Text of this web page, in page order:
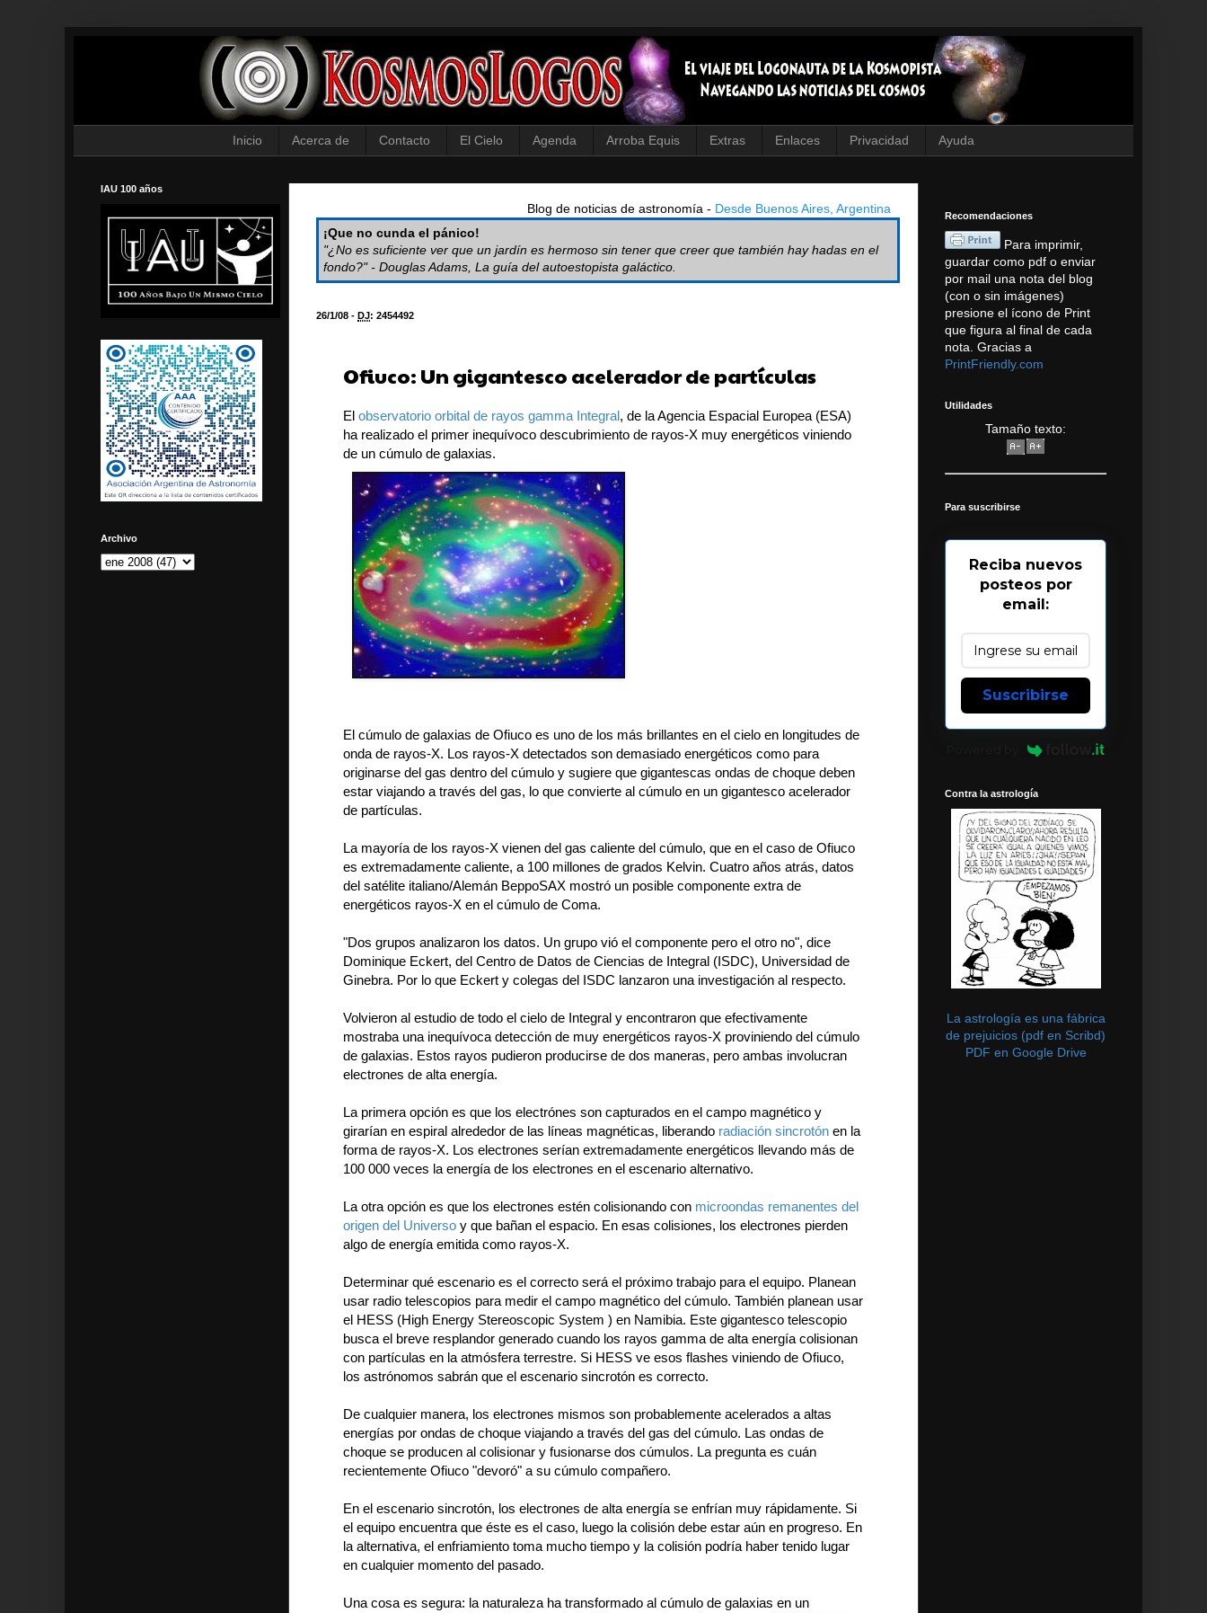
Inicio Acerca de Contacto El Cielo Agenda Arroba Equis Extras Enlaces Privacidad Ayuda
Blog de noticias de astronomía - Desde Buenos Aires, Argentina
¡Que no cunda el pánico!
"¿No es suficiente ver que un jardín es hermoso sin tener que creer que también hay hadas en el
fondo?" - Douglas Adams, La guía del autoestopista galáctico.
26/1/08 - DJ: 2454492
Ofiuco: Un gigantesco acelerador de partículas
El observatorio orbital de rayos gamma Integral, de la Agencia Espacial Europea (ESA)
ha realizado el primer inequívoco descubrimiento de rayos-X muy energéticos viniendo
de un cúmulo de galaxias.
El cúmulo de galaxias de Ofiuco es uno de los más brillantes en el cielo en longitudes de
onda de rayos-X. Los rayos-X detectados son demasiado energéticos como para
originarse del gas dentro del cúmulo y sugiere que gigantescas ondas de choque deben
estar viajando a través del gas, lo que convierte al cúmulo en un gigantesco acelerador
de partículas.
La mayoría de los rayos-X vienen del gas caliente del cúmulo, que en el caso de Ofiuco
es extremadamente caliente, a 100 millones de grados Kelvin. Cuatro años atrás, datos
del satélite italiano/Alemán BeppoSAX mostró un posible componente extra de
energéticos rayos-X en el cúmulo de Coma.
"Dos grupos analizaron los datos. Un grupo vió el componente pero el otro no", dice
Dominique Eckert, del Centro de Datos de Ciencias de Integral (ISDC), Universidad de
Ginebra. Por lo que Eckert y colegas del ISDC lanzaron una investigación al respecto.
Volvieron al estudio de todo el cielo de Integral y encontraron que efectivamente
mostraba una inequívoca detección de muy energéticos rayos-X proviniendo del cúmulo
de galaxias. Estos rayos pudieron producirse de dos maneras, pero ambas involucran
electrones de alta energía.
La primera opción es que los electrónes son capturados en el campo magnético y
girarían en espiral alrededor de las líneas magnéticas, liberando radiación sincrotón en la
forma de rayos-X. Los electrones serían extremadamente energéticos llevando más de
100 000 veces la energía de los electrones en el escenario alternativo.
La otra opción es que los electrones estén colisionando con microondas remanentes del
origen del Universo y que bañan el espacio. En esas colisiones, los electrones pierden
algo de energía emitida como rayos-X.
Determinar qué escenario es el correcto será el próximo trabajo para el equipo. Planean
usar radio telescopios para medir el campo magnético del cúmulo. También planean usar
el HESS (High Energy Stereoscopic System ) en Namibia. Este gigantesco telescopio
busca el breve resplandor generado cuando los rayos gamma de alta energía colisionan
con partículas en la atmósfera terrestre. Si HESS ve esos flashes viniendo de Ofiuco,
los astrónomos sabrán que el escenario sincrotón es correcto.
De cualquier manera, los electrones mismos son probablemente acelerados a altas
energías por ondas de choque viajando a través del gas del cúmulo. Las ondas de
choque se producen al colisionar y fusionarse dos cúmulos. La pregunta es cuán
recientemente Ofiuco "devoró" a su cúmulo compañero.
En el escenario sincrotón, los electrones de alta energía se enfrían muy rápidamente. Si
el equipo encuentra que éste es el caso, luego la colisión debe estar aún en progreso. En
la alternativa, el enfriamiento toma mucho tiempo y la colisión podría haber tenido lugar
en cualquier momento del pasado.
Una cosa es segura: la naturaleza ha transformado al cúmulo de galaxias en un
IAU 100 años
Archivo
Recomendaciones
Para imprimir,
guardar como pdf o enviar
por mail una nota del blog
(con o sin imágenes)
presione el ícono de Print
que figura al final de cada
nota. Gracias a
PrintFriendly.com
Utilidades
Tamaño texto:
Para suscribirse
Reciba nuevos
posteos por
email:
Suscribirse
Contra la astrología
La astrología es una fábrica
de prejuicios (pdf en Scribd)
PDF en Google Drive